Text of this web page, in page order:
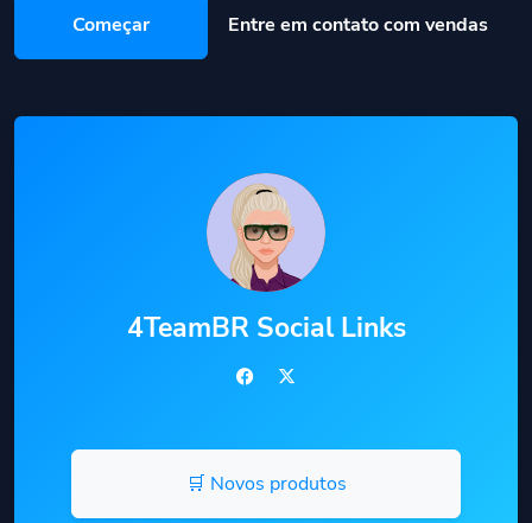
Começar Entre em contato com vendas
4TeamBR Social Links
🛒 Novos produtos